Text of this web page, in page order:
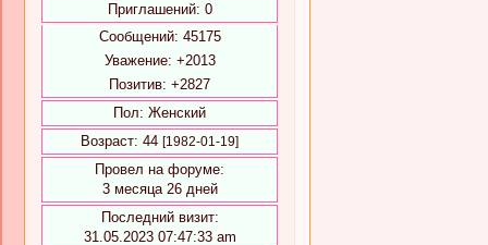
Приглашений: 0
Сообщений: 45175
Уважение: +2013
Позитив: +2827
Пол: Женский
Возраст: 44 [1982-01-19]
Провел на форуме:
3 месяца 26 дней
Последний визит:
31.05.2023 07:47:33 am